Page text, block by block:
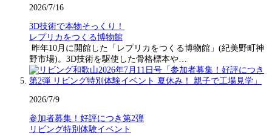
2026/7/16
3D技術で本物そっくり！
レプリカをつくる博物館
昨年10月に開館した「レプリカをつくる博物館」(紀美野町神
野市場)。3D技術を駆使した骨格標本や…
2026/7/9
参加者募集！好評につき第2弾
リビング特別体験イベント